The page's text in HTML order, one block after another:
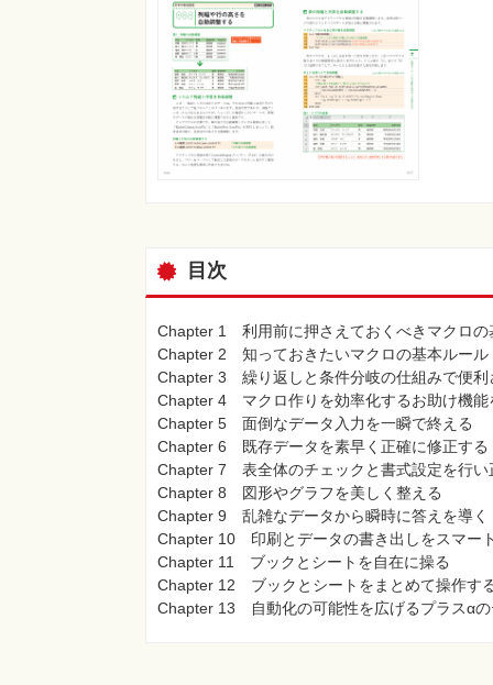
目次
Chapter 1 利用前に押さえておくべきマクロの
Chapter 2 知っておきたいマクロの基本ルール
Chapter 3 繰り返しと条件分岐の仕組みで便利
Chapter 4 マクロ作りを効率化するお助け機能
Chapter 5 面倒なデータ入力を一瞬で終える
Chapter 6 既存データを素早く正確に修正する
Chapter 7 表全体のチェックと書式設定を行い
Chapter 8 図形やグラフを美しく整える
Chapter 9 乱雑なデータから瞬時に答えを導く
Chapter 10 印刷とデータの書き出しをスマー
Chapter 11 ブックとシートを自在に操る
Chapter 12 ブックとシートをまとめて操作す
Chapter 13 自動化の可能性を広げるプラスαの